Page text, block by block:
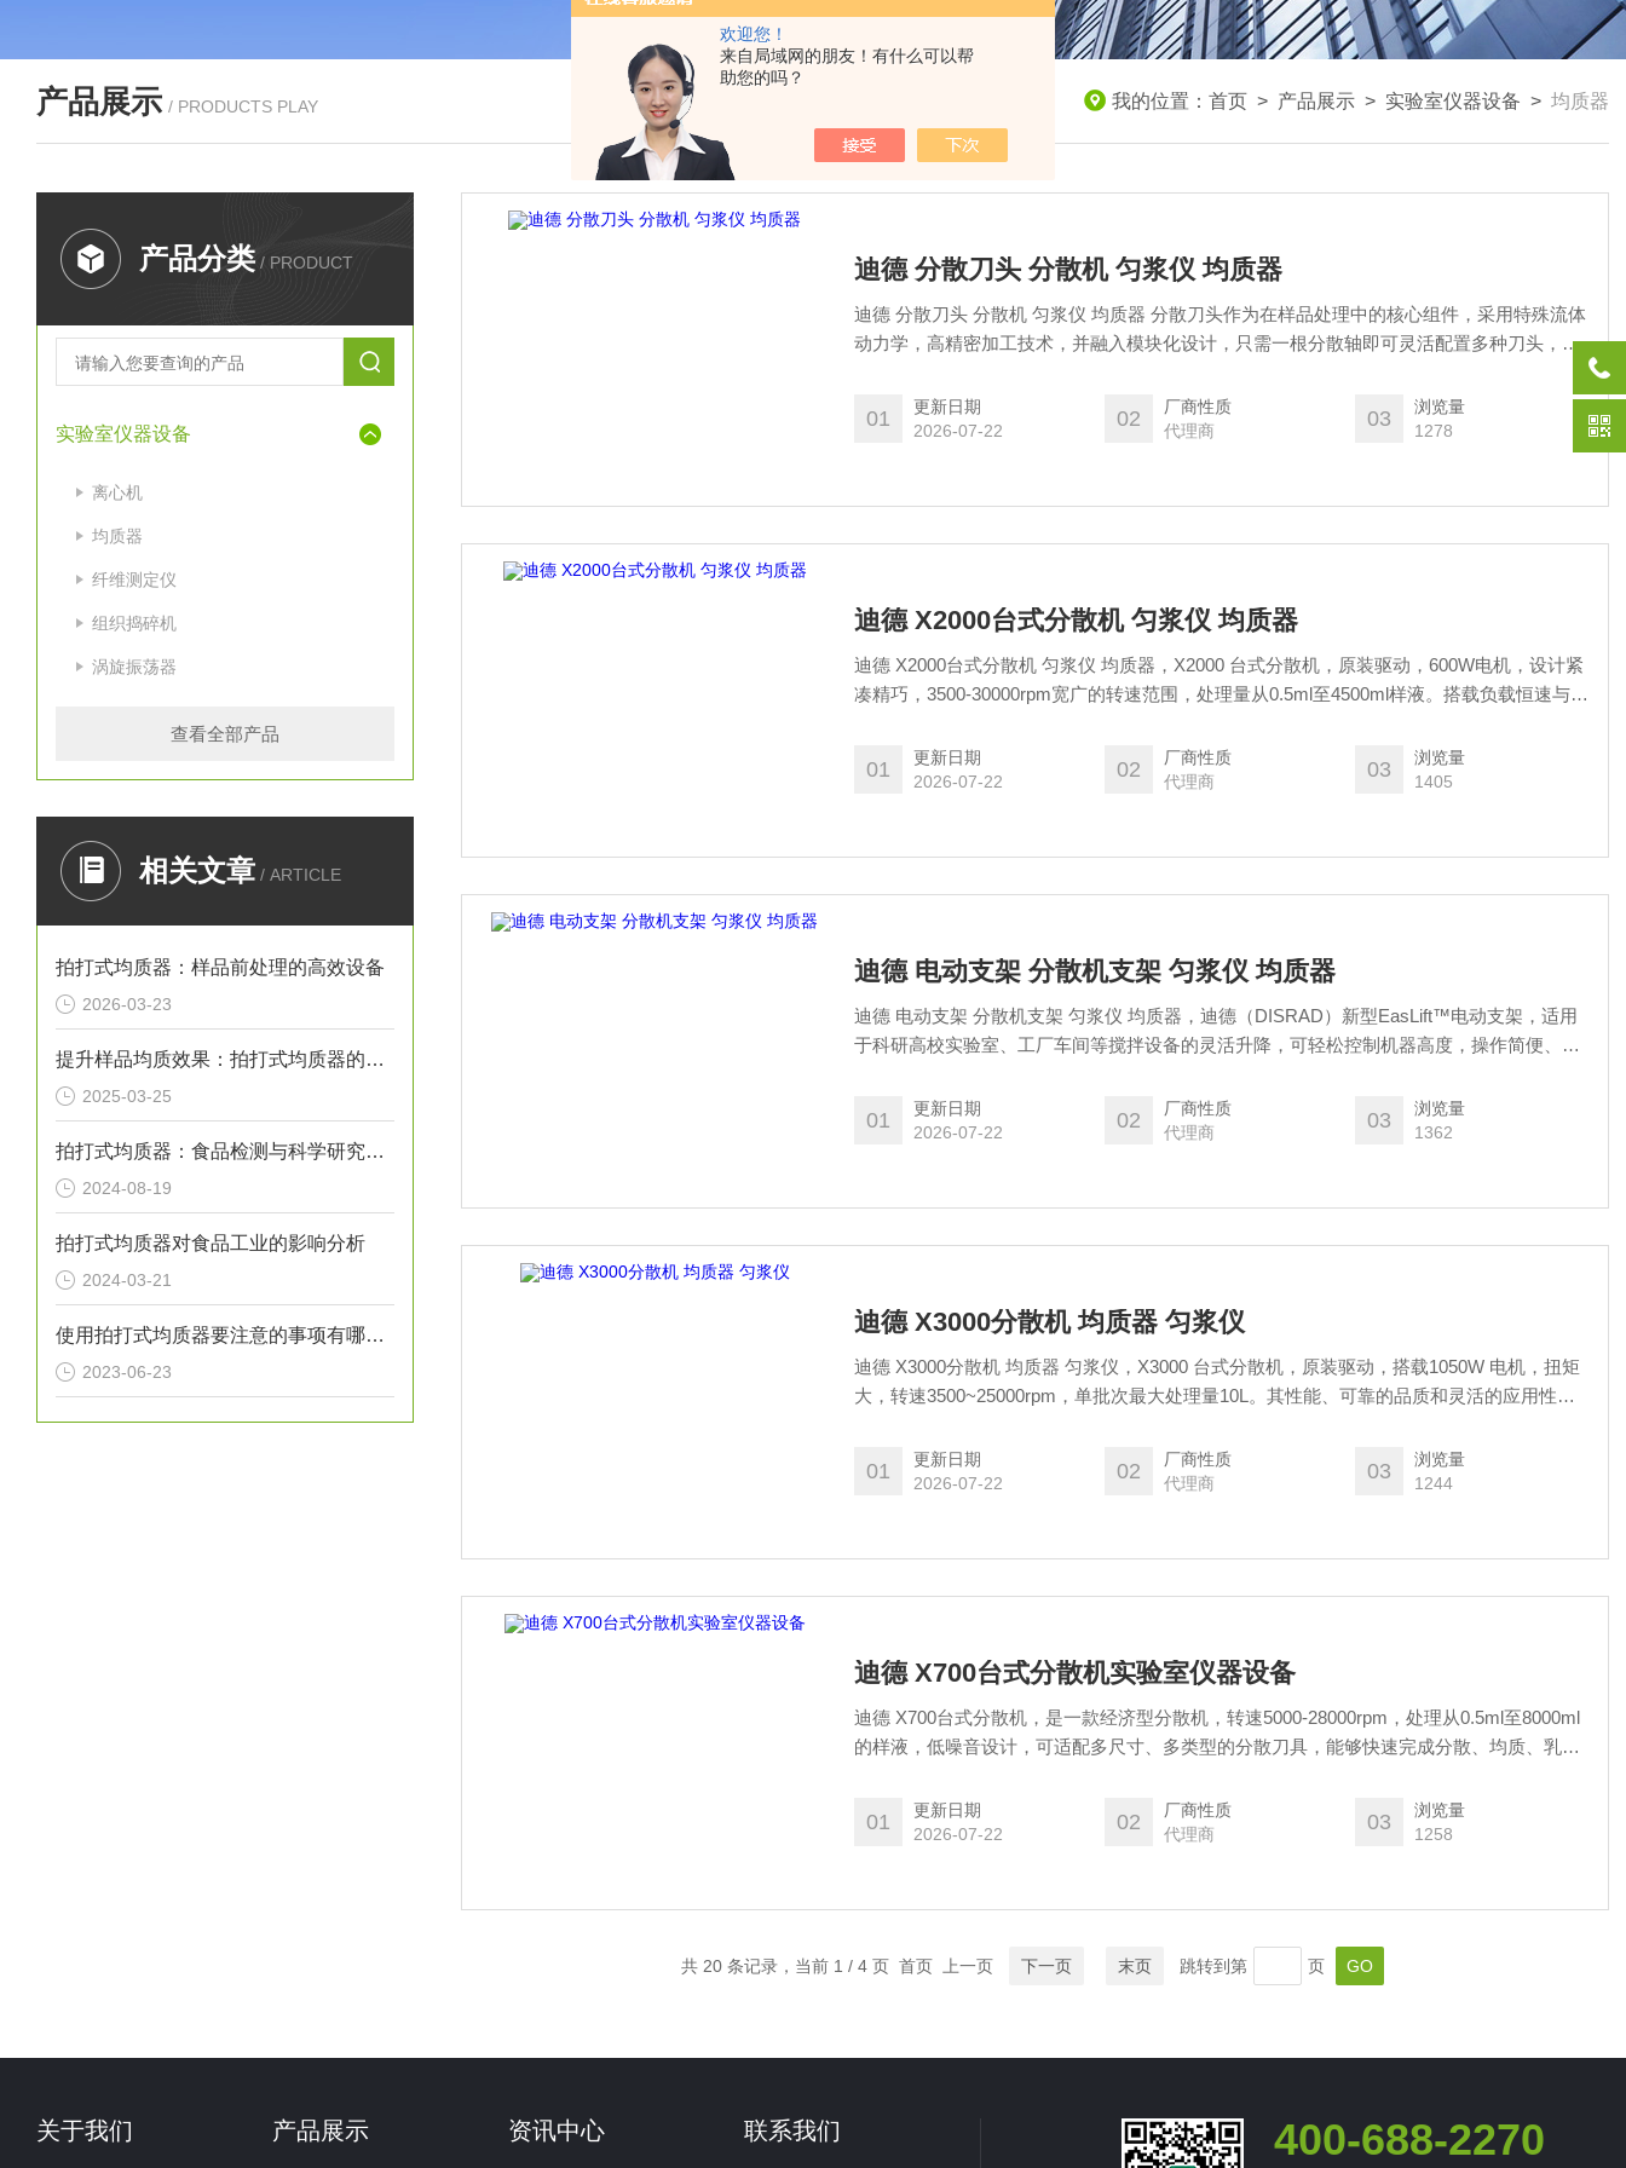
欢迎您！
来自局域网的朋友！有什么可以帮
助您的吗？
产品展示 / PRODUCTS PLAY 我的位置： 首页 > 产品展示 > 实验室仪器设备 > 均质器
产品分类 / PRODUCT
实验室仪器设备
离心机
均质器
纤维测定仪
组织捣碎机
涡旋振荡器
查看全部产品
相关文章 / ARTICLE
拍打式均质器：样品前处理的高效设备
2026-03-23
提升样品均质效果：拍打式均质器的性能优化
2025-03-25
拍打式均质器：食品检测与科学研究的高效助手
2024-08-19
拍打式均质器对食品工业的影响分析
2024-03-21
使用拍打式均质器要注意的事项有哪些？
2023-06-23
迪德 分散刀头 分散机 匀浆仪 均质器
迪德 分散刀头 分散机 匀浆仪 均质器 分散刀头作为在样品处理中的核心组件，采用特殊流体
动力学，高精密加工技术，并融入模块化设计，只需一根分散轴即可灵活配置多种刀头，节
维型、乳化型、湍流型、栓剂型等，多种直径刀头，可处理从0.5ml至25L的样液，无论是生
物领域（细胞、动植物组织）。
01
更新日期
2026-07-22
02
厂商性质
代理商
03
浏览量
1278
迪德 X2000台式分散机 匀浆仪 均质器
迪德 X2000台式分散机 匀浆仪 均质器，X2000 台式分散机，原装驱动，600W电机，设计紧
凑精巧，3500-30000rpm宽广的转速范围，处理量从0.5ml至4500ml样液。搭载负载恒速与过
的高重复性，是实验室分析、质量控制和样品制备领域中的经典设备。
01
更新日期
2026-07-22
02
厂商性质
代理商
03
浏览量
1405
迪德 电动支架 分散机支架 匀浆仪 均质器
迪德 电动支架 分散机支架 匀浆仪 均质器，迪德（DISRAD）新型EasLift™电动支架，适用
于科研高校实验室、工厂车间等搅拌设备的灵活升降，可轻松控制机器高度，操作简便、安
备的疲劳。同时可实现一键自动定位升降高度、上下搅拌混合功能，以达到快速分散、均匀
混合的理想处理效果。可适配市面上大多数品牌。
01
更新日期
2026-07-22
02
厂商性质
代理商
03
浏览量
1362
迪德 X3000分散机 均质器 匀浆仪
迪德 X3000分散机 均质器 匀浆仪，X3000 台式分散机，原装驱动，搭载1050W 电机，扭矩
大，转速3500~25000rpm，单批次最大处理量10L。其性能、可靠的品质和灵活的应用性，
更能为实验结果的准确性和重复性提供坚实保障。
01
更新日期
2026-07-22
02
厂商性质
代理商
03
浏览量
1244
迪德 X700台式分散机实验室仪器设备
迪德 X700台式分散机，是一款经济型分散机，转速5000-28000rpm，处理从0.5ml至8000ml
的样液，低噪音设计，可适配多尺寸、多类型的分散刀具，能够快速完成分散、均质、乳
实验室的理想选择。迪德 X700台式分散机实验室仪器设备
01
更新日期
2026-07-22
02
厂商性质
代理商
03
浏览量
1258
共 20 条记录，当前 1 / 4 页 首页 上一页 下一页 末页 跳转到第 页
关于我们 产品展示 资讯中心 联系我们 400-688-2270